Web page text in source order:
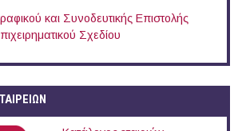
και Συνοδευτικής Επιστολής
Σχεδίου